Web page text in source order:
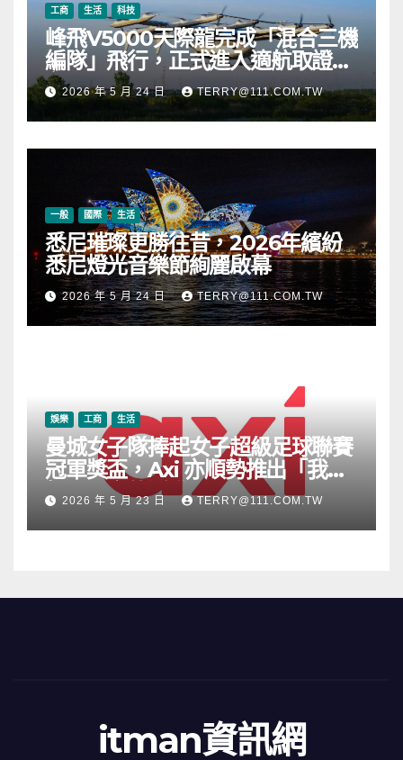
工商 生活 科技
峰飛V5000天際龍完成「混合三機
編隊」飛行，正式進入適航取證階
段2026 年 5 月 24 日 TERRY@111.COM.TW
一般 國際 生活
悉尼璀璨更勝往昔，2026年繽紛
悉尼燈光音樂節絢麗啟幕
2026 年 5 月 24 日 TERRY@111.COM.TW
娛樂 工商 生活
曼城女子隊捧起女子超級足球聯賽
冠軍獎盃，Axi 亦順勢推出「我的
根源」宣傳活動
2026 年 5 月 23 日 TERRY@111.COM.TW
itman資訊網